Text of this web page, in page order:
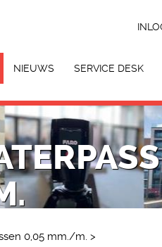
NIEUWS SERVICE DESK
0,05 mm./m. >